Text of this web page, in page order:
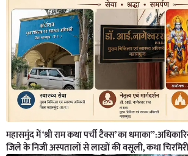
महासमुंद में ‘श्री राम कथा पर्ची टैक्स’ का
जिले के निजी अस्पतालों से लाखों की वसूली, कथा